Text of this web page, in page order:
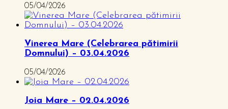
05/04/2026
Vinerea Mare (Celebrarea pătimirii
Domnului) – 03.04.2026
05/04/2026
Joia Mare – 02.04.2026